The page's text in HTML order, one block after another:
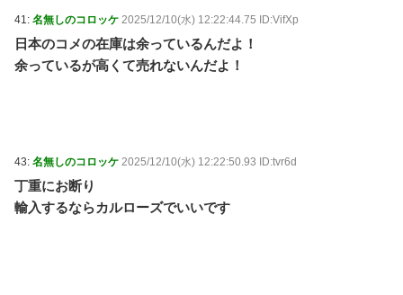
41: 名無しのコロッケ 2025/12/10(水) 12:22:44.75 ID:VifXp
日本のコメの在庫は余っているんだよ！
余っているが高くて売れないんだよ！
43: 名無しのコロッケ 2025/12/10(水) 12:22:50.93 ID:tvr6d
丁重にお断り
輸入するならカルローズでいいです